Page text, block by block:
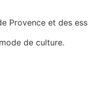
et des
de culture.